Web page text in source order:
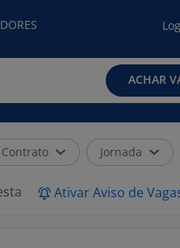
ACHAR
Contrato Jornada
Ativar Aviso de